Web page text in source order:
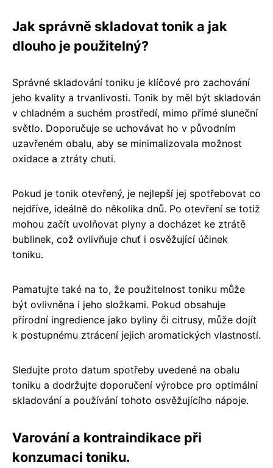
Jak správně skladovat tonik a jak
dlouho je použitelný?
Správné skladování toniku je klíčové pro zachování
jeho kvality a trvanlivosti. Tonik by měl být skladován
v chladném a suchém prostředí, mimo přímé sluneční
světlo. Doporučuje se uchovávat ho v původním
uzavřeném obalu, aby se minimalizovala možnost
oxidace a ztráty chuti.
Pokud je tonik otevřený, je nejlepší jej spotřebovat co
nejdříve, ideálně do několika dnů. Po otevření se totiž
mohou začít uvolňovat plyny a docházet ke ztrátě
bublinek, což ovlivňuje chuť i osvěžující účinek
toniku.
Pamatujte také na to, že použitelnost toniku může
být ovlivněna i jeho složkami. Pokud obsahuje
přírodní ingredience jako byliny či citrusy, může dojít
k postupnému ztrácení jejich aromatických vlastností.
Sledujte proto datum spotřeby uvedené na obalu
toniku a dodržujte doporučení výrobce pro optimální
skladování a používání tohoto osvěžujícího nápoje.
Varování a kontraindikace při
konzumaci toniku.